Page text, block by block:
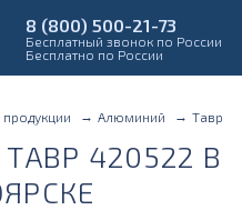
8 (800) 500-21-73
Бесплатный звонок по России
Бесплатно по России
продукции Алюминий Тавр
420522 В